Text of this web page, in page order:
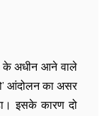
के अधीन आने वाले
आंदोलन का असर
इसके कारण दो